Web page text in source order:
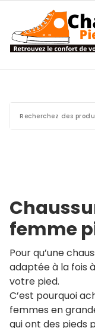
contenu
femme
Pour qu’une
adaptée à la fois
votre pied.
C’est pourquoi
femmes en
qui ont des pieds